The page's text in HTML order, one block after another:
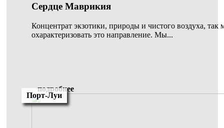
Сердце Маврикия
Концентрат экзотики, природы и чистого воздуха, так
охарактеризовать это направление. Мы...
подробнее
Порт-Луи